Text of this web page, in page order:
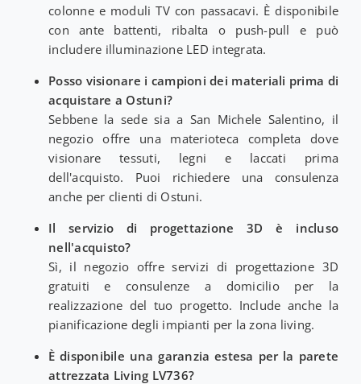
colonne e moduli TV con passacavi. È disponibile
con ante battenti, ribalta o push-pull e può
includere illuminazione LED integrata.
Posso visionare i campioni dei materiali prima di
acquistare a Ostuni?
Sebbene la sede sia a San Michele Salentino, il
negozio offre una materioteca completa dove
visionare tessuti, legni e laccati prima
dell'acquisto. Puoi richiedere una consulenza
anche per clienti di Ostuni.
Il servizio di progettazione 3D è incluso
nell'acquisto?
Sì, il negozio offre servizi di progettazione 3D
gratuiti e consulenze a domicilio per la
realizzazione del tuo progetto. Include anche la
pianificazione degli impianti per la zona living.
È disponibile una garanzia estesa per la parete
attrezzata Living LV736?